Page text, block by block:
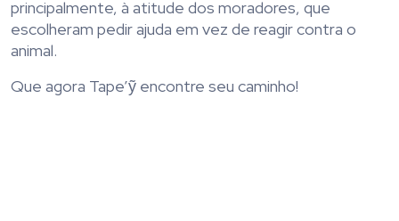
principalmente, à atitude dos moradores, que
escolheram pedir ajuda em vez de reagir contra o
animal.
Que agora Tape’ỹ encontre seu caminho!